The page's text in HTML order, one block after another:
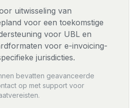
uitwisseling van
voor een toekomstige
voor UBL en
voor e-invoicing-
jurisdicties.
bevatten geavanceerde
op met support voor